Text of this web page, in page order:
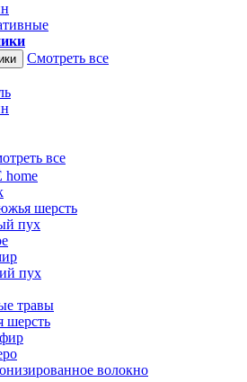
Смотреть все
все
шерсть
пух
пух
травы
шерсть
волокно